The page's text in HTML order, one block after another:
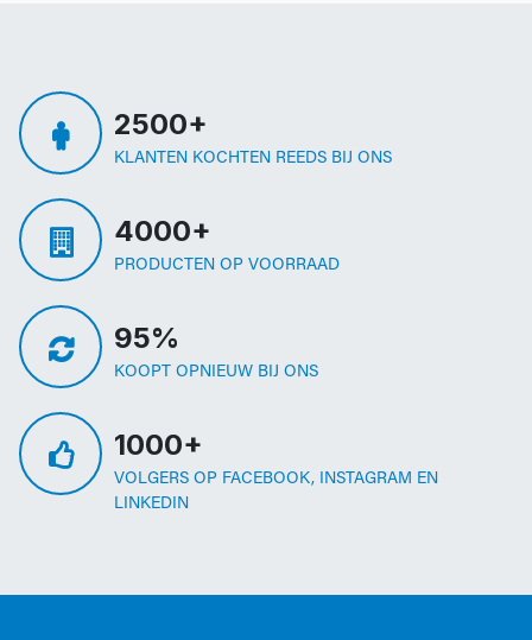
2500+
KLANTEN KOCHTEN REEDS BIJ ONS
4000+
PRODUCTEN OP VOORRAAD
95%
KOOPT OPNIEUW BIJ ONS
1000+
VOLGERS OP FACEBOOK, INSTAGRAM EN
LINKEDIN